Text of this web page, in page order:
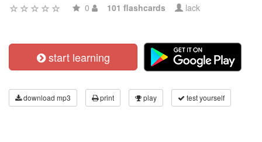
0 101 flashcards lack
start learning
download mp3 print play test yourself